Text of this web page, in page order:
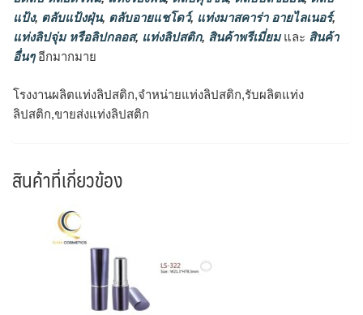
แป้ง, ตลับแป้งฝุ่น, ตลับอายแชโดว์, แท่งมาสคาร่า อายไลเนอร์,
แท่งลิปจุ่ม หรือลิปกลอส, แท่งลิปสติก, สินค้าพรีเมี่ยมและ สินค้า
อื่นๆอีกมากมาย
โรงงานผลิตแท่งลิปสติก,จำหน่ายแท่งลิปสติก,รับผลิตแท่ง
ลิปสติก,ขายส่งแท่งลิปสติก
สินค้าที่เกี่ยวข้อง